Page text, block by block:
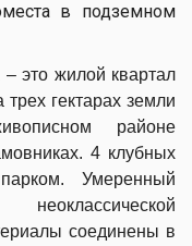
в подземном
это жилой квартал
гектарах земли
районе
4 клубных
Умеренный
соединены в